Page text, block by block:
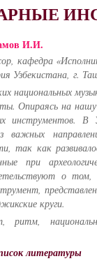
И.И.
кафедра
Узбекистана, г.
национальных
Опираясь на нашу
инструментов. В
так как
при
о
круги.
ритм,
литературы